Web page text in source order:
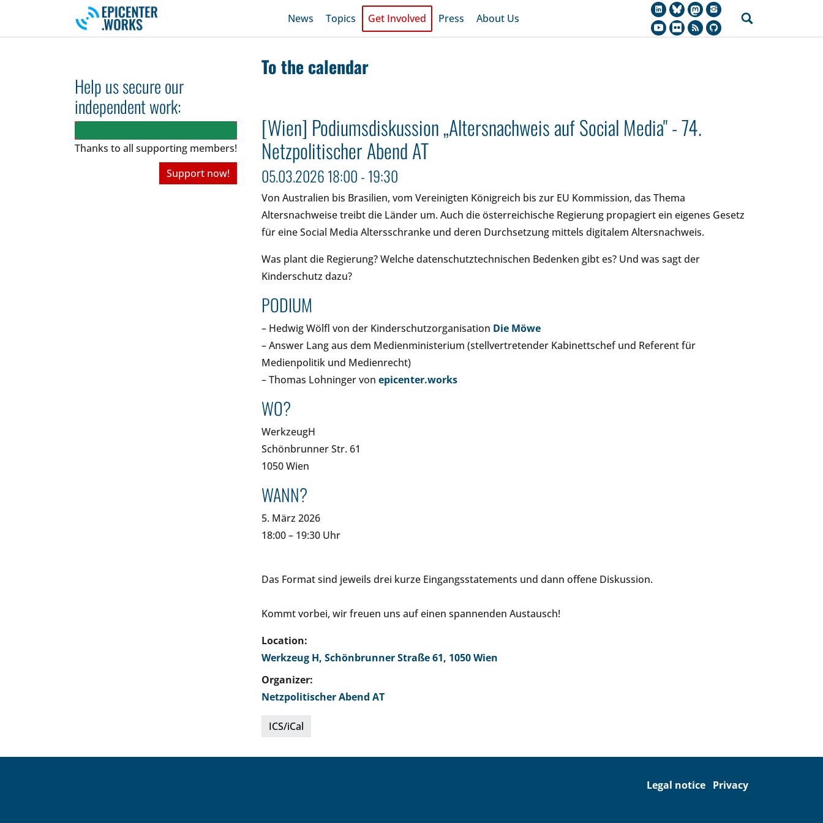
Skip to main navigation
Skip to main content
Skip to page footer
News Topics Get Involved Press About Us
Help us secure our
independent work:
Thanks to all supporting members!
Support now!
To the calendar
[Wien] Podiumsdiskussion „Altersnachweis auf Social Media" - 74.
Netzpolitischer Abend AT
05.03.2026 18:00 - 19:30
Von Australien bis Brasilien, vom Vereinigten Königreich bis zur EU Kommission, das Thema
Altersnachweise treibt die Länder um. Auch die österreichische Regierung propagiert ein eigenes Gesetz
für eine Social Media Altersschranke und deren Durchsetzung mittels digitalem Altersnachweis.
Was plant die Regierung? Welche datenschutztechnischen Bedenken gibt es? Und was sagt der
Kinderschutz dazu?
PODIUM
– Hedwig Wölfl von der Kinderschutzorganisation Die Möwe
– Answer Lang aus dem Medienministerium (stellvertretender Kabinettschef und Referent für
Medienpolitik und Medienrecht)
– Thomas Lohninger von epicenter.works
WO?
WerkzeugH
Schönbrunner Str. 61
1050 Wien
WANN?
5. März 2026
18:00 – 19:30 Uhr
Das Format sind jeweils drei kurze Eingangsstatements und dann offene Diskussion.
Kommt vorbei, wir freuen uns auf einen spannenden Austausch!
Location:
Werkzeug H, Schönbrunner Straße 61, 1050 Wien
Organizer:
Netzpolitischer Abend AT
ICS/iCal
Legal notice Privacy